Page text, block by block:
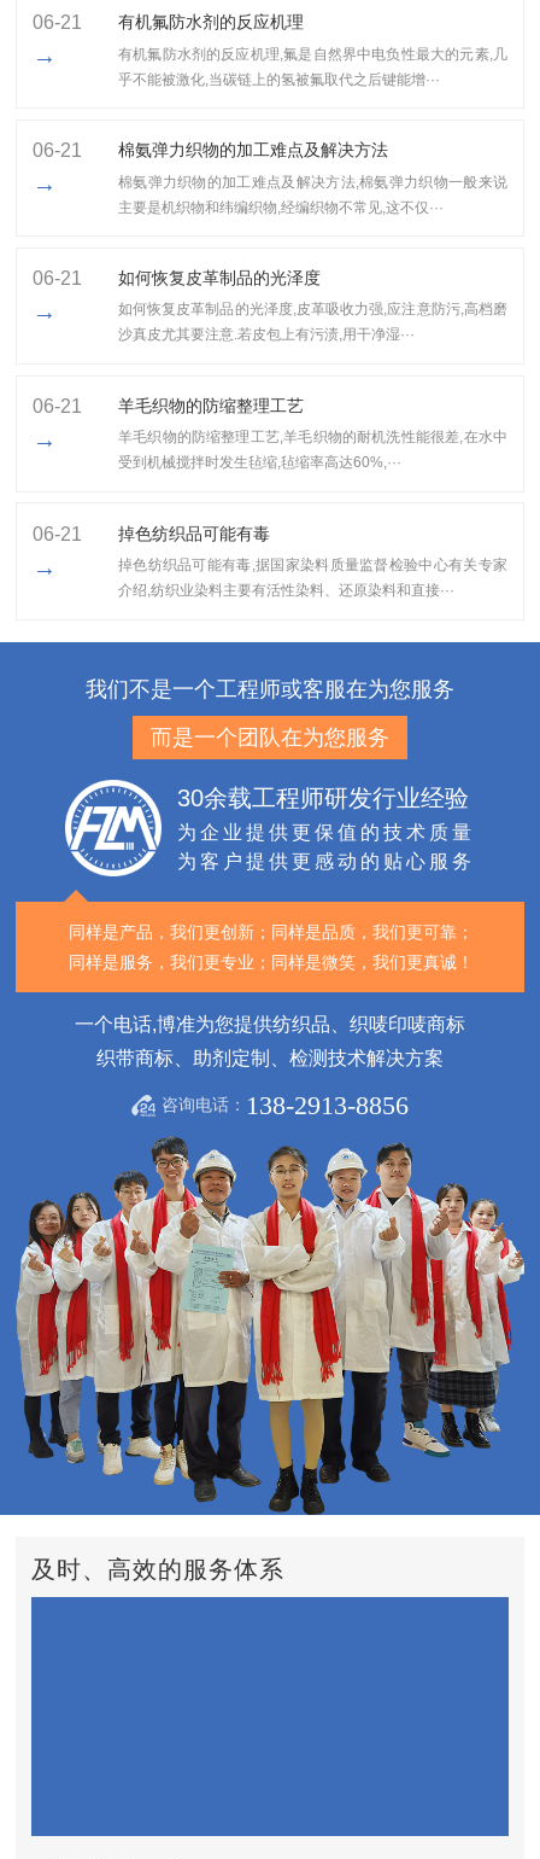
06-21
→
有机氟防水剂的反应机理
有机氟防水剂的反应机理,氟是自然界中电负性最大的元素,几
乎不能被激化,当碳链上的氢被氟取代之后键能增···
06-21
→
棉氨弹力织物的加工难点及解决方法
棉氨弹力织物的加工难点及解决方法,棉氨弹力织物一般来说
主要是机织物和纬编织物,经编织物不常见,这不仅···
06-21
→
如何恢复皮革制品的光泽度
如何恢复皮革制品的光泽度,皮革吸收力强,应注意防污,高档磨
沙真皮尤其要注意.若皮包上有污渍,用干净湿···
06-21
→
羊毛织物的防缩整理工艺
羊毛织物的防缩整理工艺,​羊毛织物的耐机洗性能很差,在水中
受到机械搅拌时发生毡缩,毡缩率高达60%,···
06-21
→
掉色纺织品可能有毒
掉色纺织品可能有毒,据国家染料质量监督检验中心有关专家
介绍,纺织业染料主要有活性染料、还原染料和直接···
我们不是一个工程师或客服在为您服务
而是一个团队在为您服务
30余载工程师研发行业经验
为企业提供更保值的技术质量
为客户提供更感动的贴心服务
同样是产品，我们更创新； 同样是品质，我们更可靠；
同样是服务，我们更专业； 同样是微笑，我们更真诚！
一个电话,博准为您提供纺织品、织唛印唛商标
织带商标、助剂定制、检测技术解决方案
咨询电话： 138-2913-8856
及时、高效的服务体系